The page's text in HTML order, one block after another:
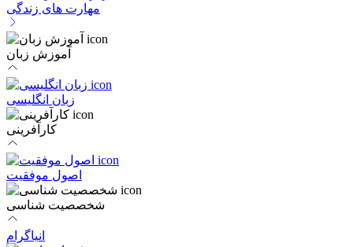
مهارت های زندگی
آموزش زبان
زبان انگلیسی
کارآفرینی
اصول موفقیت
شخصصیت شناسی
انیاگرام